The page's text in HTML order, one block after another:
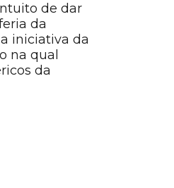
de dar
da
iniciativa da
na qual
da